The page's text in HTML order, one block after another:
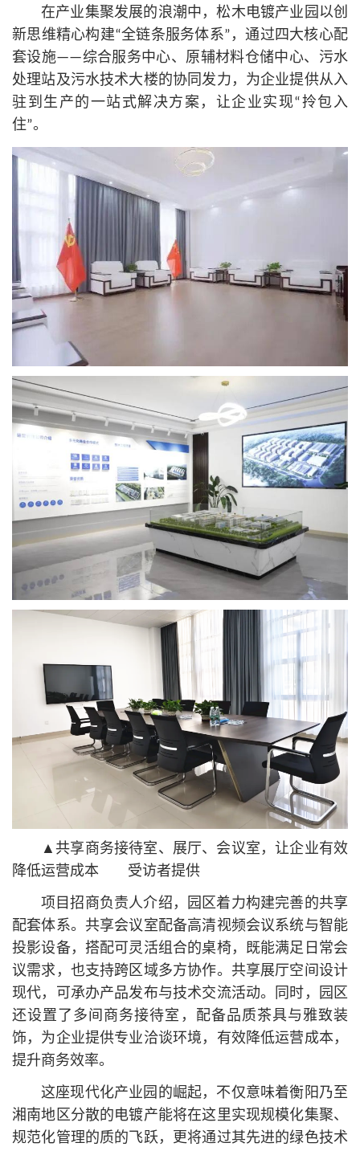
在产业集聚发展的浪潮中，松木电镀产业园以创
新思维精心构建“全链条服务体系”，通过四大核心配
套设施——综合服务中心、原辅材料仓储中心、污水
处理站及污水技术大楼的协同发力，为企业提供从入
驻到生产的一站式解决方案，让企业实现“拎包入
住”。
▲共享商务接待室、展厅、会议室，让企业有效
降低运营成本 受访者提供
项目招商负责人介绍，园区着力构建完善的共享
配套体系。共享会议室配备高清视频会议系统与智能
投影设备，搭配可灵活组合的桌椅，既能满足日常会
议需求，也支持跨区域多方协作。共享展厅空间设计
现代，可承办产品发布与技术交流活动。同时，园区
还设置了多间商务接待室，配备品质茶具与雅致装
饰，为企业提供专业洽谈环境，有效降低运营成本，
提升商务效率。
这座现代化产业园的崛起，不仅意味着衡阳乃至
湘南地区分散的电镀产能将在这里实现规模化集聚、
规范化管理的质的飞跃，更将通过其先进的绿色技术